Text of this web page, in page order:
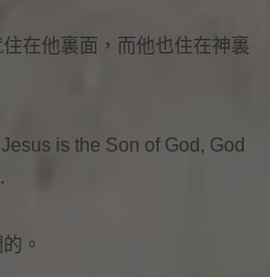
在他裏面，而他也住在神裏
is the Son of God, God
。